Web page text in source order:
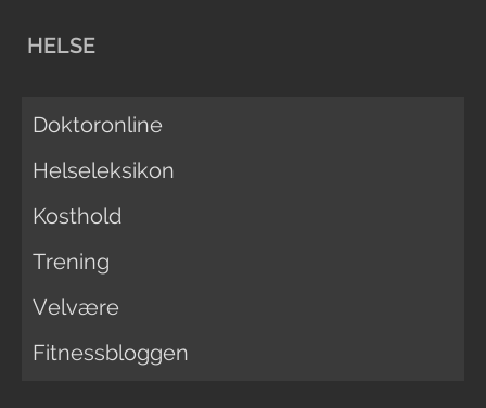
HELSE
Doktoronline
Helseleksikon
Kosthold
Trening
Velvære
Fitnessbloggen